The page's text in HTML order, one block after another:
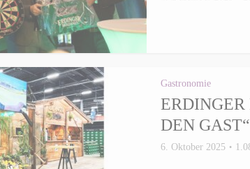
Gastronomie
DEN GAST“
6. Oktober 2025